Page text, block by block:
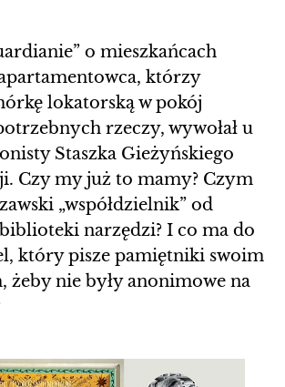
o mieszkańcach
którzy
lokatorską w pokój
rzeczy, wywołał u
Staszka Gieżyńskiego
Czy my już to mamy? Czym
„współdzielnik” od
narzędzi? I co ma do
który pisze pamiętniki swoim
żeby nie były anonimowe na